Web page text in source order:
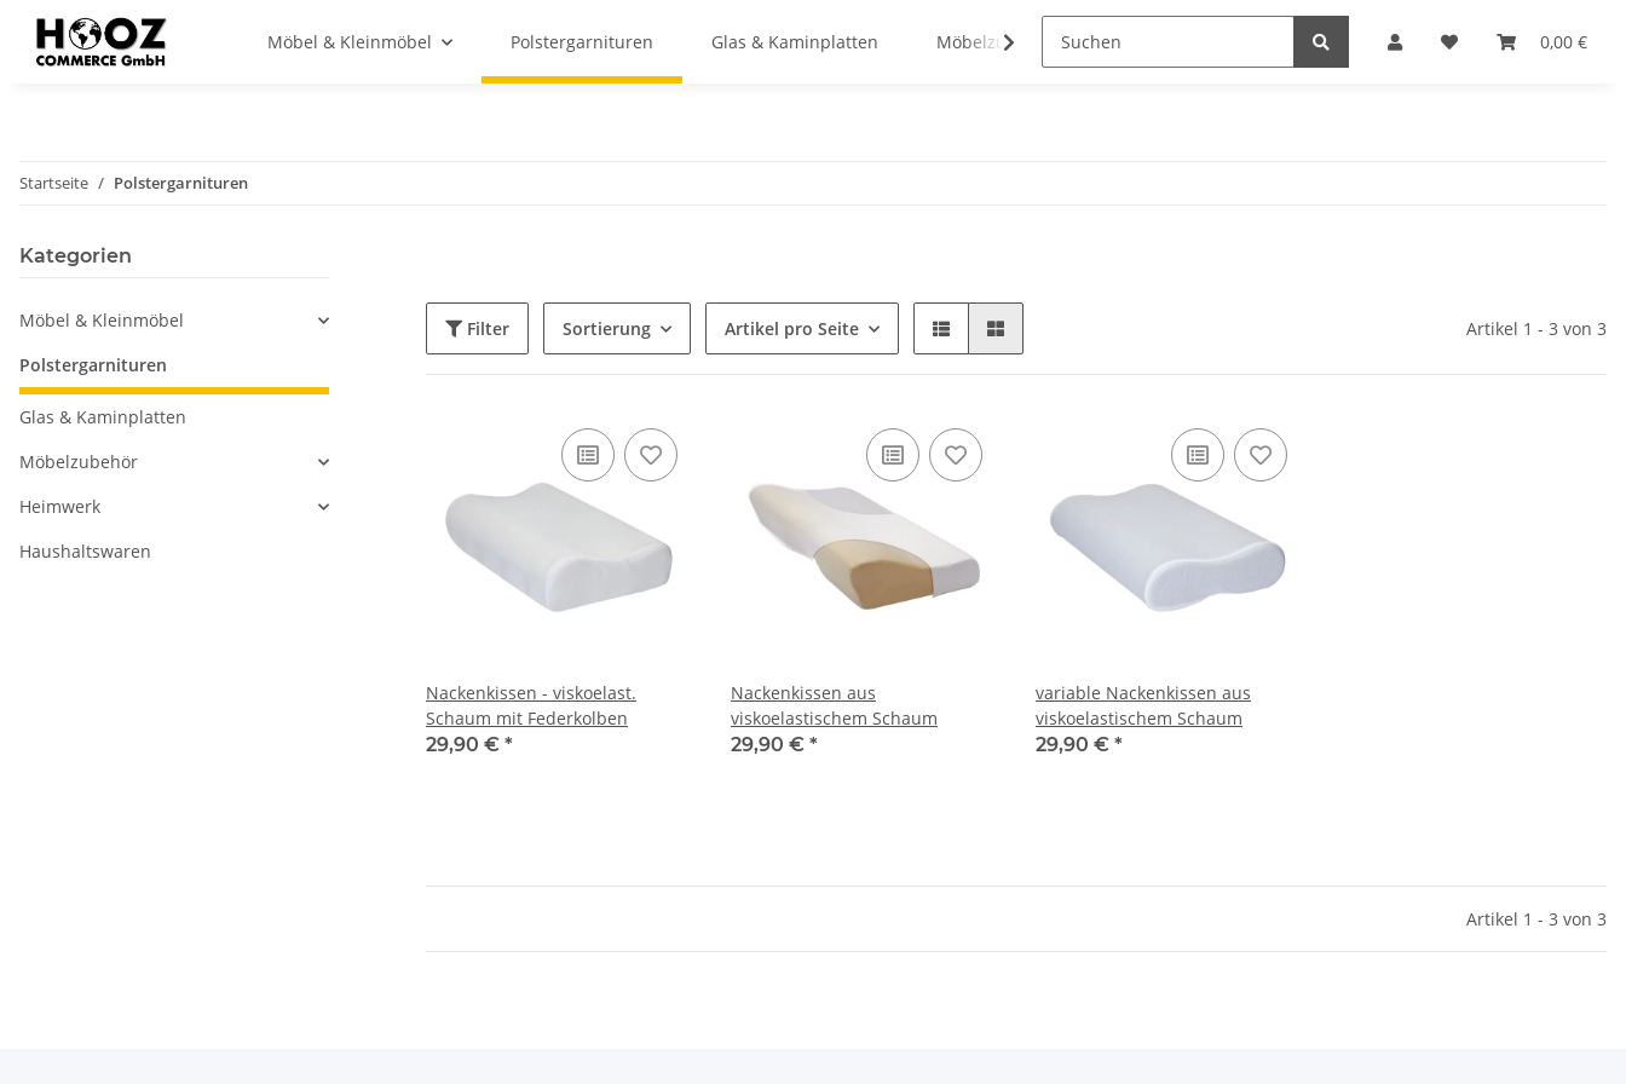
0,00 €
Möbel & Kleinmöbel Polstergarnituren Glas & Kaminplatten Möbelzubehör Haushaltswaren
Startseite Polstergarnituren
Filter Sortierung Artikel pro Seite Artikel 1 - 3 von 3
Nackenkissen - viskoelast.
Schaum mit Federkolben
29,90 € *
Nackenkissen aus
viskoelastischem Schaum
29,90 € *
variable Nackenkissen aus
viskoelastischem Schaum
29,90 € *
Artikel 1 - 3 von 3
Kategorien
Möbel & Kleinmöbel
Polstergarnituren
Glas & Kaminplatten
Möbelzubehör
Heimwerk
Haushaltswaren